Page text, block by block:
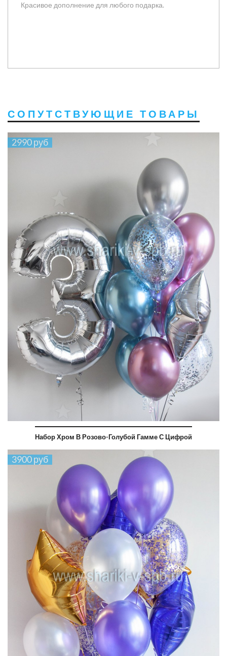
Красивое дополнение для любого подарка.
СОПУТСТВУЮЩИЕ ТОВАРЫ
2990 руб
Набор Хром В Розово-Голубой Гамме С Цифрой
3900 руб